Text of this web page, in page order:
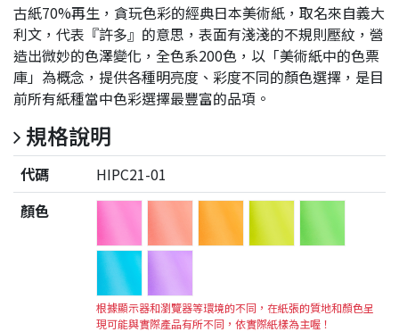
古紙70%再生，貪玩色彩的經典日本美術紙，取名來自義大
利文，代表『許多』的意思，表面有淺淺的不規則壓紋，營
造出微妙的色澤變化，全色系200色，以「美術紙中的色票
庫」為概念，提供各種明亮度、彩度不同的顏色選擇，是目
前所有紙種當中色彩選擇最豐富的品項。
規格說明
代碼
HIPC21-01
顏色
根據顯示器和瀏覽器等環境的不同，在紙張的質地和顏色呈
現可能與實際產品有所不同，依實際紙樣為主喔！